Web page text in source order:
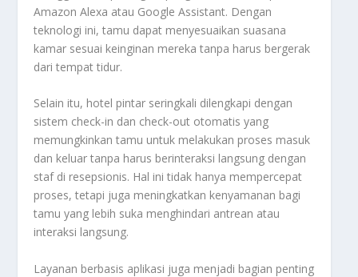
Amazon Alexa atau Google Assistant. Dengan
teknologi ini, tamu dapat menyesuaikan suasana
kamar sesuai keinginan mereka tanpa harus bergerak
dari tempat tidur.
Selain itu, hotel pintar seringkali dilengkapi dengan
sistem check-in dan check-out otomatis yang
memungkinkan tamu untuk melakukan proses masuk
dan keluar tanpa harus berinteraksi langsung dengan
staf di resepsionis. Hal ini tidak hanya mempercepat
proses, tetapi juga meningkatkan kenyamanan bagi
tamu yang lebih suka menghindari antrean atau
interaksi langsung.
Layanan berbasis aplikasi juga menjadi bagian penting